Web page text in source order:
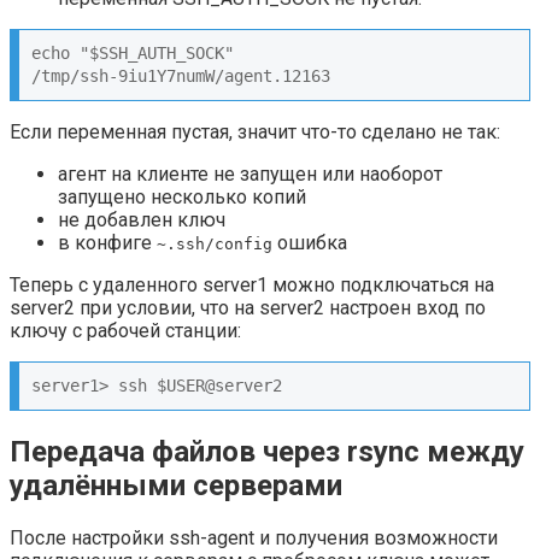
echo "$SSH_AUTH_SOCK"
/tmp/ssh-9iu1Y7numW/agent.12163
Если переменная пустая, значит что-то сделано не так:
агент на клиенте не запущен или наоборот
запущено несколько копий
не добавлен ключ
в конфиге ~.ssh/config ошибка
Теперь с удаленного server1 можно подключаться на
server2 при условии, что на server2 настроен вход по
ключу с рабочей станции:
server1> ssh $USER@server2
Передача файлов через rsync между
удалёнными серверами
После настройки ssh-agent и получения возможности